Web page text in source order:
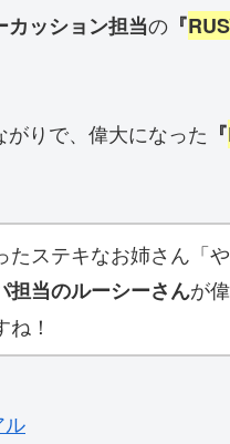
カッション担当の 『
りで、偉大になった 『
たステキなお姉さん「
担当のルーシーさんが
！